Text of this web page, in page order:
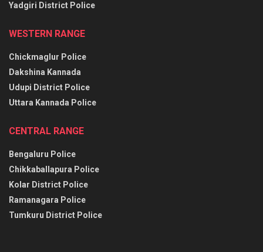
Yadgiri District Police
WESTERN RANGE
Chickmaglur Police
Dakshina Kannada
Udupi District Police
Uttara Kannada Police
CENTRAL RANGE
Bengaluru Police
Chikkaballapura Police
Kolar District Police
Ramanagara Police
Tumkuru District Police